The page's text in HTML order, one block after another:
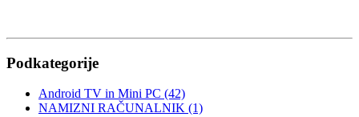
Podkategorije
Android TV in Mini PC (42)
NAMIZNI RAČUNALNIK (1)